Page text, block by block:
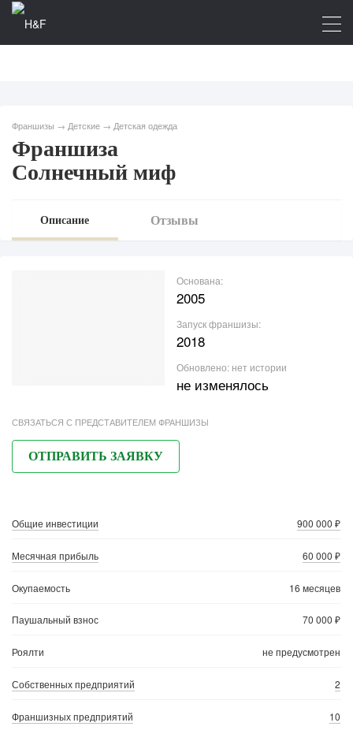
Франшизы → Детские → Детская одежда
Франшиза
Солнечный миф
Описание Отзывы
Основана:
2005
Запуск франшизы:
2018
Обновлено: нет истории
не изменялось
СВЯЗАТЬСЯ С ПРЕДСТАВИТЕЛЕМ ФРАНШИЗЫ
ОТПРАВИТЬ ЗАЯВКУ
Общие инвестиции 900 000 ₽
Месячная прибыль 60 000 ₽
Окупаемость 16 месяцев
Паушальный взнос 70 000 ₽
Роялти не предусмотрен
Собственных предприятий 2
Франшизных предприятий 10